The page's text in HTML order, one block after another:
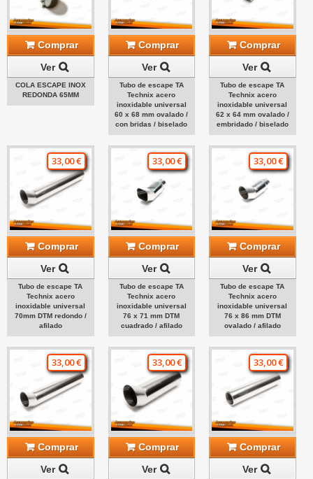
Comprar
Ver
COLA ESCAPE INOX
REDONDA 65MM
Comprar
Ver
Tubo de escape TA
Technix acero
inoxidable universal
60 x 68 mm ovalado /
con bridas / biselado
Comprar
Ver
Tubo de escape TA
Technix acero
inoxidable universal
62 x 64 mm ovalado /
embridado / biselado
33,00 €
Comprar
Ver
Tubo de escape TA
Technix acero
inoxidable universal
70mm DTM redondo /
afilado
33,00 €
Comprar
Ver
Tubo de escape TA
Technix acero
inoxidable universal
76 x 71 mm DTM
cuadrado / afilado
33,00 €
Comprar
Ver
Tubo de escape TA
Technix acero
inoxidable universal
76 x 86 mm DTM
ovalado / afilado
33,00 €
Comprar
Ver
33,00 €
Comprar
Ver
33,00 €
Comprar
Ver